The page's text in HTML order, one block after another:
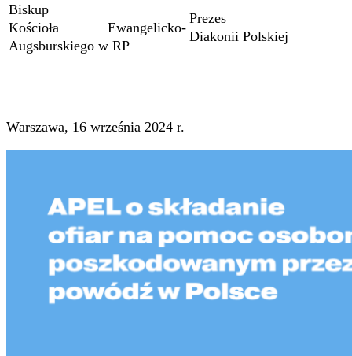
Biskup
Kościoła Ewangelicko-
Augsburskiego w RP
Prezes
Diakonii Polskiej
Warszawa, 16 września 2024 r.